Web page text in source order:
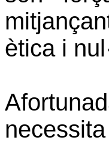
ètica i